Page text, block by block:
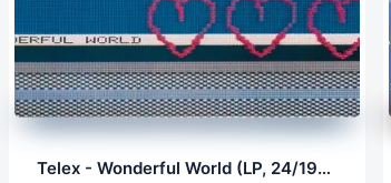
Telex - Wonderful World (LP, 24/192.0)